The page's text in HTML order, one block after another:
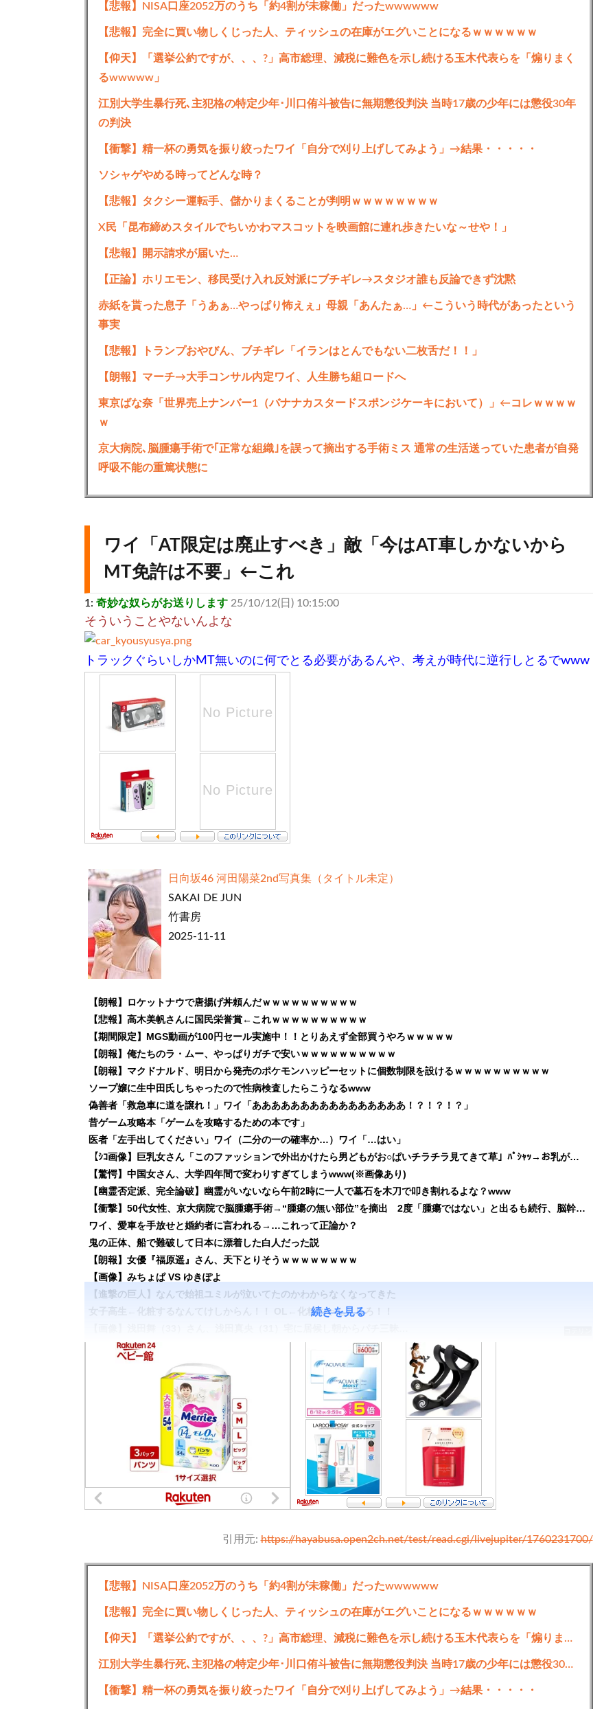
【悲報】NISA口座2052万のうち「約4割が未稼働」だったwwwwww
【悲報】完全に買い物しくじった人、ティッシュの在庫がエグいことになるｗｗｗｗｗｗ
【仰天】「選挙公約ですが、、、?」高市総理、減税に難色を示し続ける玉木代表らを「煽りまく
るwwwww」
江別大学生暴行死､主犯格の特定少年･川口侑斗被告に無期懲役判決 当時17歳の少年には懲役30年
の判決
【衝撃】精一杯の勇気を振り絞ったワイ「自分で刈り上げしてみよう」→結果・・・・・
ソシャゲやめる時ってどんな時？
【悲報】タクシー運転手、儲かりまくることが判明ｗｗｗｗｗｗｗｗ
X民「昆布締めスタイルでちいかわマスコットを映画館に連れ歩きたいな～せや！」
【悲報】開示請求が届いた…
【正論】ホリエモン、移民受け入れ反対派にブチギレ→スタジオ誰も反論できず沈黙
赤紙を貰った息子「うあぁ…やっぱり怖えぇ」母親「あんたぁ…」←こういう時代があったという
事実
【悲報】トランプおやびん、ブチギレ「イランはとんでもない二枚舌だ！！」
【朗報】マーチ→大手コンサル内定ワイ、人生勝ち組ロードへ
東京ばな奈「世界売上ナンバー1（バナナカスタードスポンジケーキにおいて）」←コレｗｗｗｗ
ｗ
京大病院､脳腫瘍手術で｢正常な組織｣を誤って摘出する手術ミス 通常の生活送っていた患者が自発
呼吸不能の重篤状態に
ワイ「AT限定は廃止すべき」敵「今はAT車しかないから
MT免許は不要」←これ
1: 奇妙な奴らがお送りします 25/10/12(日) 10:15:00
そういうことやないんよな
トラックぐらいしかMT無いのに何でとる必要があるんや、考えが時代に逆行しとるでwww
日向坂46 河田陽菜2nd写真集（タイトル未定）
SAKAI DE JUN
竹書房
2025-11-11
【朗報】ロケットナウで唐揚げ丼頼んだｗｗｗｗｗｗｗｗｗｗ
【悲報】高木美帆さんに国民栄誉賞←これｗｗｗｗｗｗｗｗｗｗ
【期間限定】MGS動画が100円セール実施中！！とりあえず全部買うやろｗｗｗｗｗ
【朗報】俺たちのラ・ムー、やっぱりガチで安いｗｗｗｗｗｗｗｗｗｗ
【朗報】マクドナルド、明日から発売のポケモンハッピーセットに個数制限を設けるｗｗｗｗｗｗｗｗｗｗ
ソープ嬢に生中田氏しちゃったので性病検査したらこうなるwww
偽善者「救急車に道を譲れ！」ワイ「ああああああああああああああああ！？！？！？」
昔ゲーム攻略本「ゲームを攻略するための本です」
医者「左手出してください」ワイ（二分の一の確率か…）ワイ「…はい」
【ｼｺ画像】巨乳女さん「このファッションで外出かけたら男どもがお○ぱいチラチラ見てきて草」ﾊﾟｼｬｯ→お乳がエ口くてワロタｗｗｗｗｗｗｗ
【驚愕】中国女さん、大学四年間で変わりすぎてしまうwww(※画像あり)
【幽霊否定派、完全論破】幽霊がいないなら午前2時に一人で墓石を木刀で叩き割れるよな？www
【衝撃】50代女性、京大病院で脳腫瘍手術→“腫瘍の無い部位”を摘出 2度「腫瘍ではない」と出るも続行、脳幹損傷で“植物状態”に
ワイ、愛車を手放せと婚約者に言われる→…これって正論か？
鬼の正体、船で難破して日本に漂着した白人だった説
【朗報】女優『福原遥』さん、天下とりそうｗｗｗｗｗｗｗｗ
【画像】みちょぱ VS ゆきぽよ
【進撃の巨人】なんで始祖ユミルが泣いてたのかわからなくなってきた
女子高生←化粧するなんてけしからん！！ OL←化粧ちゃんとしろ！！
引用元:https://hayabusa.open2ch.net/test/read.cgi/livejupiter/1760231700/
続きを見る
【悲報】NISA口座2052万のうち「約4割が未稼働」だったwwwwww
【悲報】完全に買い物しくじった人、ティッシュの在庫がエグいことになるｗｗｗｗｗｗ
【仰天】「選挙公約ですが、、、?」高市総理、減税に難色を示し続ける玉木代表らを「煽りまくるwwwww」
江別大学生暴行死､主犯格の特定少年･川口侑斗被告に無期懲役判決 当時17歳の少年には懲役30年の判決
【衝撃】精一杯の勇気を振り絞ったワイ「自分で刈り上げしてみよう」→結果・・・・・